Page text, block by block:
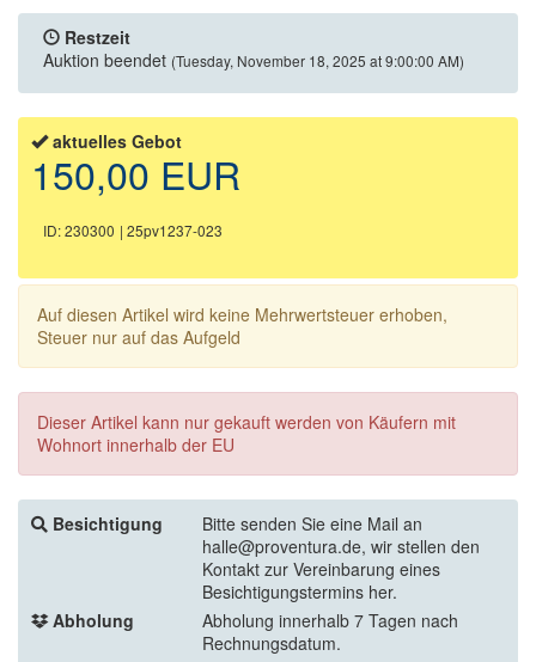
Restzeit
Auktion beendet (Tuesday, November 18, 2025 at 9:00:00 AM)
aktuelles Gebot
150,00 EUR
ID: 230300 | 25pv1237-023
Auf diesen Artikel wird keine Mehrwertsteuer erhoben,
Steuer nur auf das Aufgeld
Dieser Artikel kann nur gekauft werden von Käufern mit
Wohnort innerhalb der EU
Besichtigung
Bitte senden Sie eine Mail an
halle@proventura.de, wir stellen den
Kontakt zur Vereinbarung eines
Besichtigungstermins her.
Abholung
Abholung innerhalb 7 Tagen nach
Rechnungsdatum.